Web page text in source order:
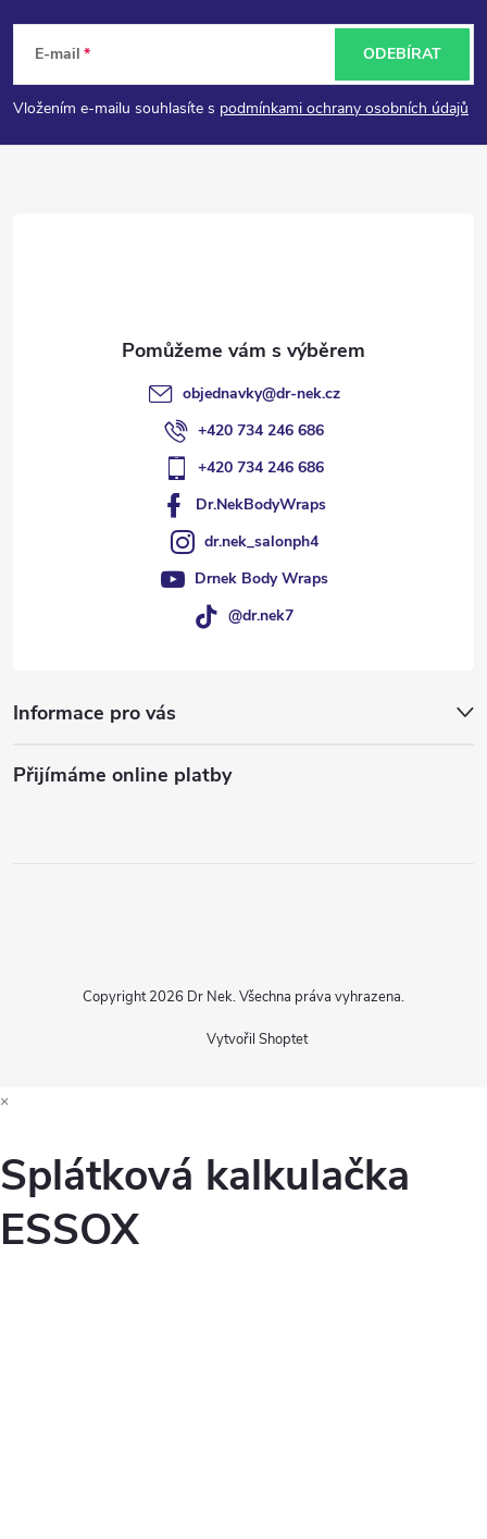
p
a
E-mail
Vložením e-mailu souhlasíte s podmínkami ochrany osobních údajů
ODEBÍRAT
objednavky@dr-nek.cz
+420 734 246 686
+420 734 246 686
Dr.NekBodyWraps
dr.nek_salonph4
Drnek Body Wraps
@dr.nek7
Informace pro vás
Přijímáme online platby
Vytvořil Shoptet
Copyright 2026 Dr Nek. Všechna práva vyhrazena.
×
Splátková kalkulačka
ESSOX